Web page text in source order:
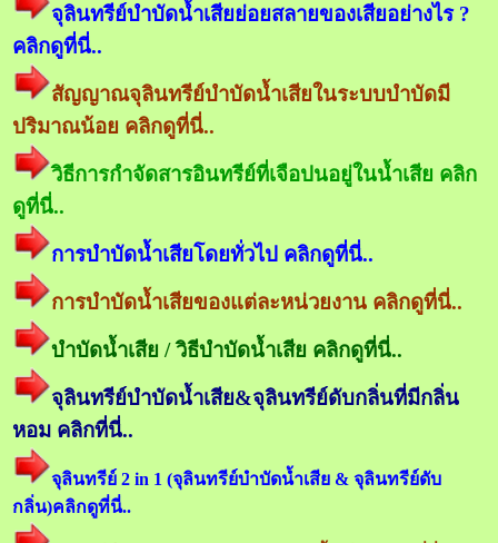
จุลินทรีย์บำบัดน้ำเสียย่อยสลายของเสียอย่างไร ?
คลิกดูที่นี่..
สัญญาณจุลินทรีย์บำบัดน้ำเสียในระบบบำบัดมี
ปริมาณน้อย คลิกดูที่นี่..
วิธีการกำจัดสารอินทรีย์ที่เจือปนอยู่ในน้ำเสีย คลิก
ดูที่นี่..
การบำบัดน้ำเสียโดยทั่วไป คลิกดูที่นี่..
การบำบัดน้ำเสียของแต่ละหน่วยงาน คลิกดูที่นี่..
บำบัดน้ำเสีย / วิธีบำบัดน้ำเสีย คลิกดูที่นี่..
จุลินทรีย์บำบัดน้ำเสีย&จุลินทรีย์ดับกลิ่นที่มีกลิ่น
หอม คลิกที่นี่..
จุลินทรีย์ 2 in 1 (จุลินทรีย์บำบัดน้ำเสีย & จุลินทรีย์ดับ
กลิ่น)คลิกดูที่นี่..